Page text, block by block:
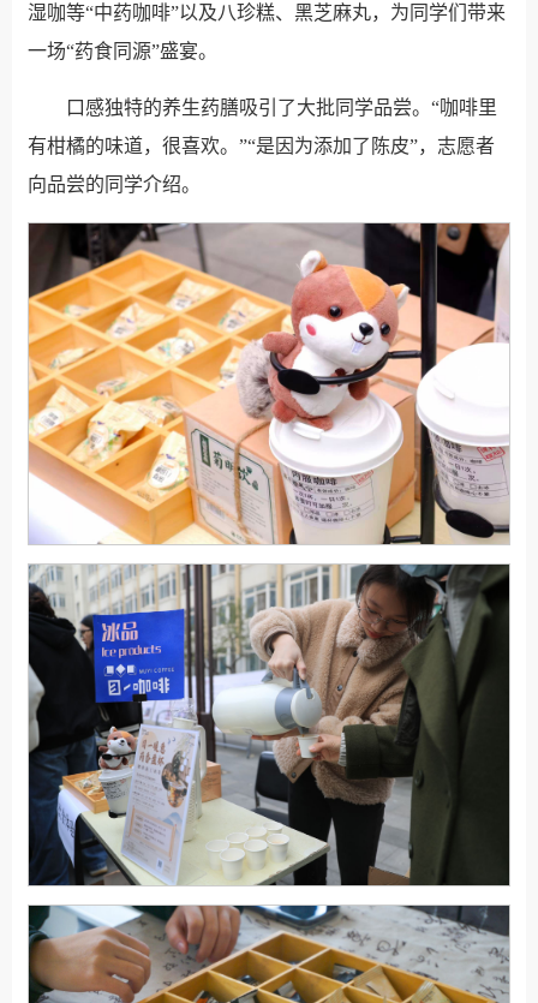
湿咖等“中药咖啡”以及八珍糕、黑芝麻丸，为同学们带来
一场“药食同源”盛宴。
口感独特的养生药膳吸引了大批同学品尝。“咖啡里
有柑橘的味道，很喜欢。”“是因为添加了陈皮”，志愿者
向品尝的同学介绍。